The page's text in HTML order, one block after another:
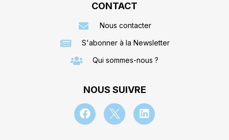
CONTACT
Nous contacter
S'abonner à la Newsletter
Qui sommes-nous ?
NOUS SUIVRE